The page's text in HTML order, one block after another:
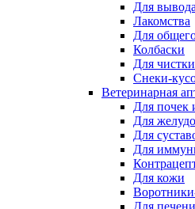
Для
Лакомства
Для
Колбаски
Для
Снеки-
Ветеринарная
Для почек
Для
Для
Для
Для кожи
Для печени